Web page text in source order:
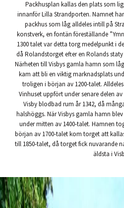
Packhusplan kallas den plats som
innanför Lilla Strandporten. Namnet
packhus som låg alldeles intill på
konstverk, en fontän föreställande
1300 talet var detta torg medelpunkt i
då Rolandstorget efter en Rolands
Närheten till Visbys gamla hamn som
kam att bli en viktig marknadsplats
troligen i början av 1200-talet.
Vinhuset uppfört under senare delen
Visby blodbad rum år 1342, då
halshöggs. När Visbys gamla hamn
under mitten av 1400-talet. Hamnen
början av 1700-talet kom torget att
till 1850-talet, då torget fick nuvarande
äldsta i